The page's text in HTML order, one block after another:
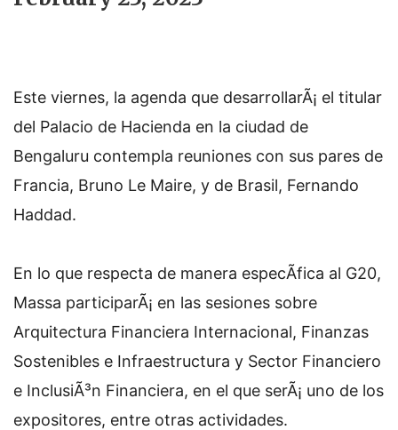
Este viernes, la agenda que desarrollarÃ¡ el titular
del Palacio de Hacienda en la ciudad de
Bengaluru contempla reuniones con sus pares de
Francia, Bruno Le Maire, y de Brasil, Fernando
Haddad.
En lo que respecta de manera especÃ­fica al G20,
Massa participarÃ¡ en las sesiones sobre
Arquitectura Financiera Internacional, Finanzas
Sostenibles e Infraestructura y Sector Financiero
e InclusiÃ³n Financiera, en el que serÃ¡ uno de los
expositores, entre otras actividades.